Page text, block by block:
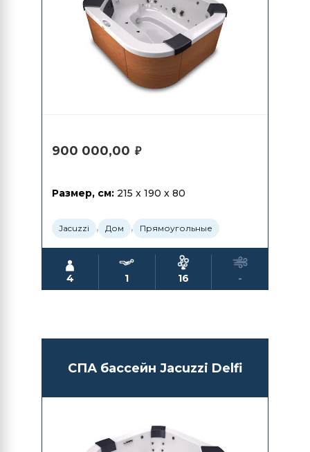
900 000,00 ₽
Размер, см: 215 x 190 x 80
Jacuzzi , Дом , Прямоугольные
4 1 16 -
СПА бассейн Jacuzzi Delfi